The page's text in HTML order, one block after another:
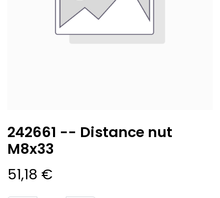
242661 -- Distance nut
M8x33
51,18 €